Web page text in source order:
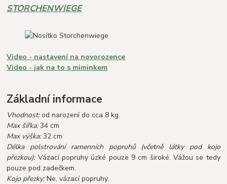
STORCHENWIEGE
Video - nastavení na novorozence
Video - jak na to s miminkem
Základní informace
Vhodnost:od narození do cca 8 kg.
Max šířka:34 cm
Max výška:32 cm
Délka polstrování ramenních popruhů (včetně látky pod kojo
přezkou): Vázací popruhy úzké pouze 9 cm široké. Vážou se tedy
pouze pod zadečkem.
Kojo přezky:Ne, vázací popruhy.